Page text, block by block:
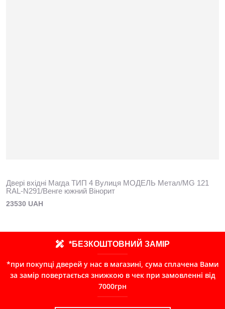
Двері вхідні Магда ТИП 4 Вулиця МОДЕЛЬ Метал/MG 121
RAL-N291/Венге южний Вінорит
23530 UAH
*БЕЗКОШТОВНИЙ ЗАМІР
*при покупці дверей у нас в магазині, сума сплачена Вами
за замір повертається знижкою в чек при замовленні від
7000грн